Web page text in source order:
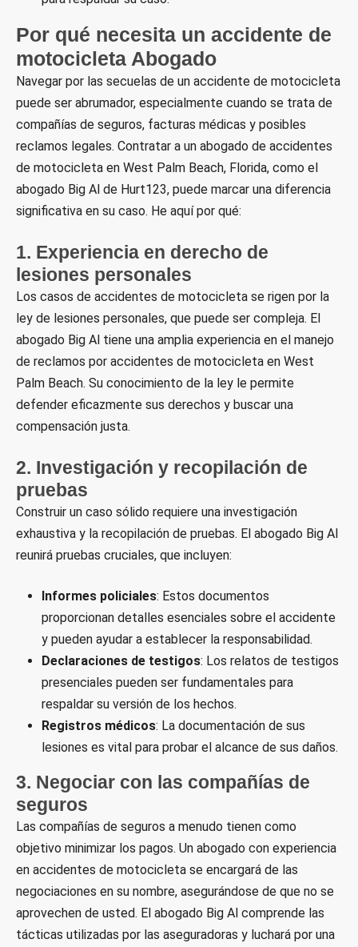
Por qué necesita un accidente de
motocicleta Abogado
Navegar por las secuelas de un accidente de motocicleta
puede ser abrumador, especialmente cuando se trata de
compañías de seguros, facturas médicas y posibles
reclamos legales. Contratar a un abogado de accidentes
de motocicleta en West Palm Beach, Florida, como el
abogado Big Al de Hurt123, puede marcar una diferencia
significativa en su caso. He aquí por qué:
1. Experiencia en derecho de
lesiones personales
Los casos de accidentes de motocicleta se rigen por la
ley de lesiones personales, que puede ser compleja. El
abogado Big Al tiene una amplia experiencia en el manejo
de reclamos por accidentes de motocicleta en West
Palm Beach. Su conocimiento de la ley le permite
defender eficazmente sus derechos y buscar una
compensación justa.
2. Investigación y recopilación de
pruebas
Construir un caso sólido requiere una investigación
exhaustiva y la recopilación de pruebas. El abogado Big Al
reunirá pruebas cruciales, que incluyen:
Informes policiales: Estos documentos
proporcionan detalles esenciales sobre el accidente
y pueden ayudar a establecer la responsabilidad.
Declaraciones de testigos: Los relatos de testigos
presenciales pueden ser fundamentales para
respaldar su versión de los hechos.
Registros médicos: La documentación de sus
lesiones es vital para probar el alcance de sus daños.
3. Negociar con las compañías de
seguros
Las compañías de seguros a menudo tienen como
objetivo minimizar los pagos. Un abogado con experiencia
en accidentes de motocicleta se encargará de las
negociaciones en su nombre, asegurándose de que no se
aprovechen de usted. El abogado Big Al comprende las
tácticas utilizadas por las aseguradoras y luchará por una